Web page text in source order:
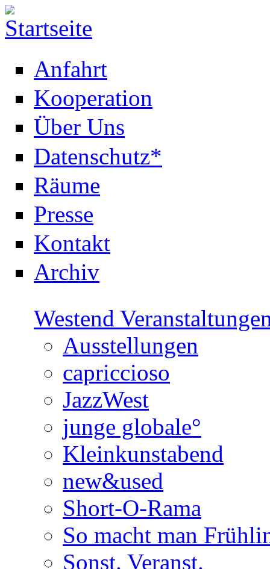
Anfahrt
Kooperation
Über Uns
Datenschutz*
Räume
Presse
Kontakt
Archiv
Westend
Ausstellungen
capriccioso
JazzWest
junge globale°
Kleinkunstabend
new&used
Short-O-Rama
So macht man
Sonst. Veranst.